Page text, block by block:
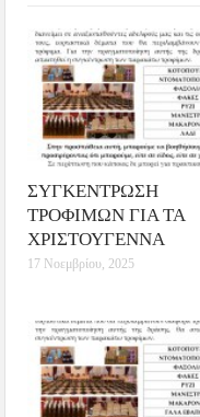
ΣΥΓΚΕΝΤΡΩΣΗ
ΤΡΟΦΙΜΩΝ ΓΙΑ ΤΑ
ΧΡΙΣΤΟΥΓΕΝΝΑ
17 Νοεμβρίου, 2025